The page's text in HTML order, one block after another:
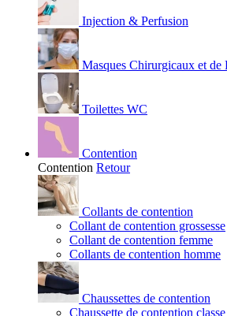
Injection & Perfusion
Masques Chirurgicaux et de
Toilettes WC
Contention
Contention Retour
Collants de contention
Collant de contention grossesse
Collant de contention femme
Collants de contention homme
Chaussettes de contention
Chaussette de contention classe